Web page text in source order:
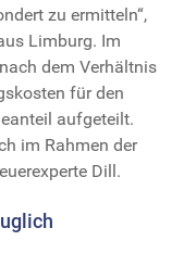
zu ermitteln“,
Limburg. Im
dem Verhältnis
für den
aufgeteilt.
im Rahmen der
Dill.